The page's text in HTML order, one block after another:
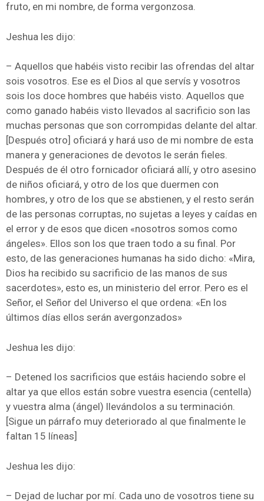
fruto, en mi nombre, de forma vergonzosa.
Jeshua les dijo:
– Aquellos que habéis visto recibir las ofrendas del altar
sois vosotros. Ese es el Dios al que servís y vosotros
sois los doce hombres que habéis visto. Aquellos que
como ganado habéis visto llevados al sacrificio son las
muchas personas que son corrompidas delante del altar.
[Después otro] oficiará y hará uso de mi nombre de esta
manera y generaciones de devotos le serán fieles.
Después de él otro fornicador oficiará allí, y otro asesino
de niños oficiará, y otro de los que duermen con
hombres, y otro de los que se abstienen, y el resto serán
de las personas corruptas, no sujetas a leyes y caídas en
el error y de esos que dicen «nosotros somos como
ángeles». Ellos son los que traen todo a su final. Por
esto, de las generaciones humanas ha sido dicho: «Mira,
Dios ha recibido su sacrificio de las manos de sus
sacerdotes», esto es, un ministerio del error. Pero es el
Señor, el Señor del Universo el que ordena: «En los
últimos días ellos serán avergonzados»
Jeshua les dijo:
– Detened los sacrificios que estáis haciendo sobre el
altar ya que ellos están sobre vuestra esencia (centella)
y vuestra alma (ángel) llevándolos a su terminación.
[Sigue un párrafo muy deteriorado al que finalmente le
faltan 15 líneas]
Jeshua les dijo:
– Dejad de luchar por mí. Cada uno de vosotros tiene su